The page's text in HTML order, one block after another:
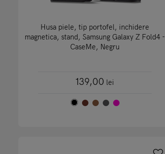
Husa piele, tip portofel, inchidere
magnetica, stand, Samsung Galaxy Z Fold4 -
CaseMe, Negru
139,00 lei